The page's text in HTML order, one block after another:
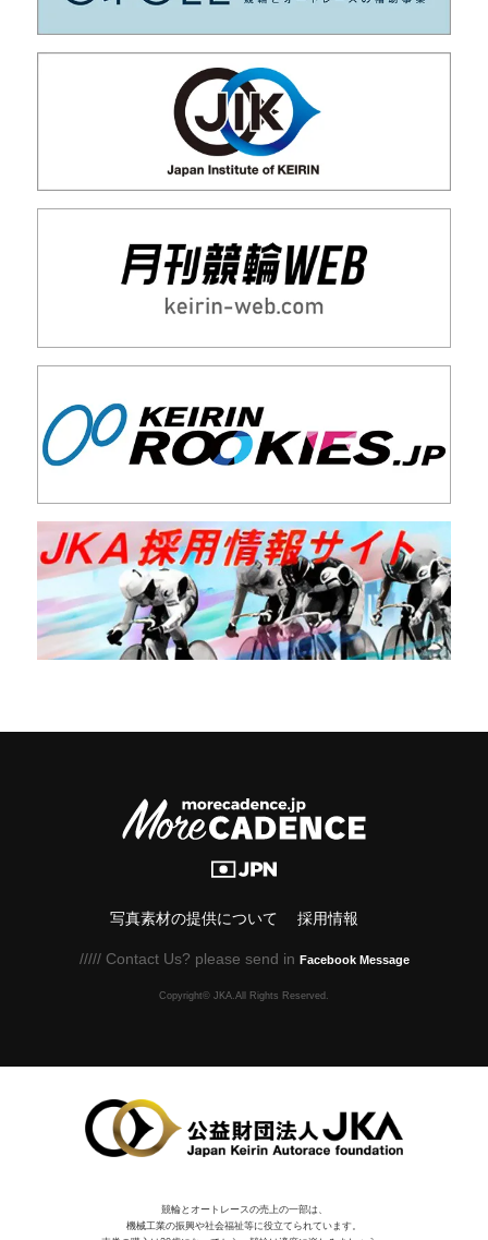
写真素材の提供について 採用情報
///// Contact Us? please send in Facebook Message
Copyright© JKA.All Rights Reserved.
競輪とオートレースの売上の一部は、
機械⼯業の振興や社会福祉等に役⽴てられています。